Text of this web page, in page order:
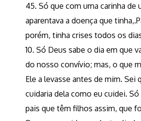
45. Só que com uma carinha de
aparentava a doença que
porém, tinha crises todos os
10. Só Deus sabe o dia em que
do nosso convívio; mas, o que
Ele a levasse antes de mim. Sei
cuidaria dela como eu cuidei.
pais que têm filhos assim, que